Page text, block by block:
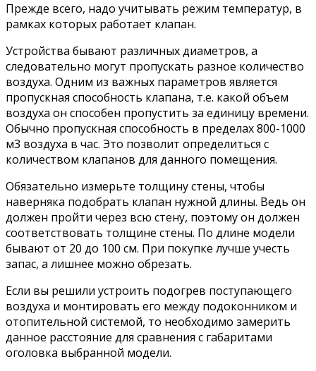
Прежде всего, надо учитывать режим температур, в
рамках которых работает клапан.
Устройства бывают различных диаметров, а
следовательно могут пропускать разное количество
воздуха. Одним из важных параметров является
пропускная способность клапана, т.е. какой объем
воздуха он способен пропустить за единицу времени.
Обычно пропускная способность в пределах 800-1000
м3 воздуха в час. Это позволит определиться с
количеством клапанов для данного помещения.
Обязательно измерьте толщину стены, чтобы
наверняка подобрать клапан нужной длины. Ведь он
должен пройти через всю стену, поэтому он должен
соответствовать толщине стены. По длине модели
бывают от 20 до 100 см. При покупке лучше учесть
запас, а лишнее можно обрезать.
Если вы решили устроить подогрев поступающего
воздуха и монтировать его между подоконником и
отопительной системой, то необходимо замерить
данное расстояние для сравнения с габаритами
оголовка выбранной модели.